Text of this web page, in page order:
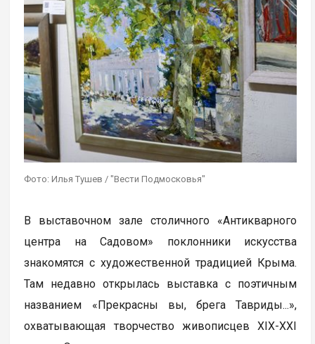
Фото: Илья Тушев / "Вести Подмосковья"
В выставочном зале столичного «Антикварного
центра на Садовом» поклонники искусства
знакомятся с художественной традицией Крыма.
Там недавно открылась выставка с поэтичным
названием «Прекрасны вы, брега Тавриды...»,
охватывающая творчество живописцев XIX-XXI